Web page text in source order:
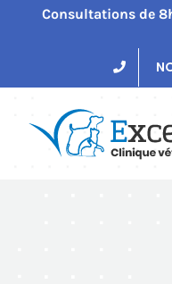
PasserConsultations de